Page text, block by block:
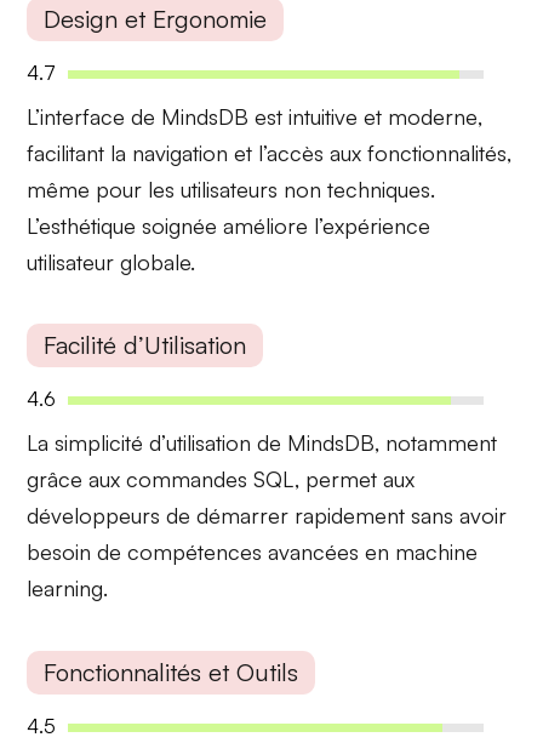
Design et Ergonomie
4.7
L’interface de MindsDB estintuitive et moderne,
facilitant la navigation et l’accès aux fonctionnalités,
même pour les utilisateurs non techniques.
L’esthétique soignée améliore l’expérience
utilisateur globale.
Facilité d’Utilisation
4.6
Lasimplicité d’utilisation de MindsDB, notamment
grâce aux commandes SQL, permet aux
développeurs de démarrer rapidement sans avoir
besoin de compétences avancées en machine
learning.
Fonctionnalités et Outils
4.5